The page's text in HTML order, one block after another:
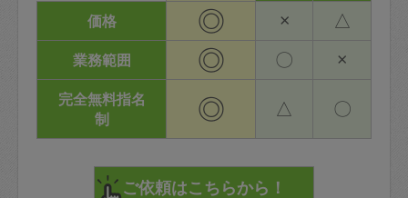
価格
◎ × △
業務範囲 ◎ 〇 ×
完全無料指名
制
◎ △ 〇